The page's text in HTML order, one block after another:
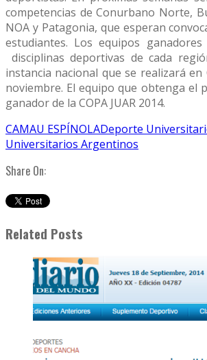
competencias de Conurbano Norte,
NOA y Patagonia, que esperan
estudiantes. Los equipos
disciplinas deportivas de cada
instancia nacional que se realizará en
noviembre. El equipo que obtenga el
ganador de la COPA JUAR 2014.
CAMAU ESPÍNOLADeporte
Universitarios Argentinos
Share On:
Related Posts